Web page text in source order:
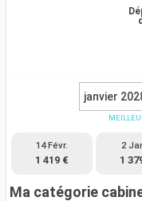
janvier
14 Févr.
1 419 €
2
1
Ma catégorie